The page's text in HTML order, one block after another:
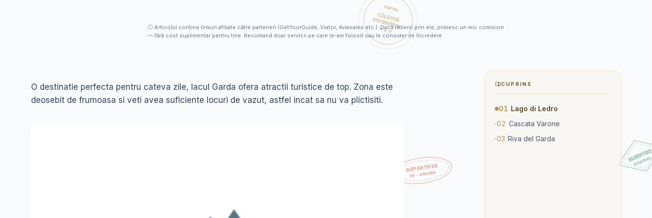
ⓘ Articolul conține linkuri afiliate către parteneri (GetYourGuide, Viator, Aviasales etc.). Dacă rezervi prin ele, primesc un mic comision
— fără cost suplimentar pentru tine. Recomand doar servicii pe care le-am folosit sau le consider de încredere.
O destinatie perfecta pentru cateva zile, lacul Garda ofera atractii turistice de top. Zona este
deosebit de frumoasa si veti avea suficiente locuri de vazut, astfel incat sa nu va plictisiti.
CUPRINS
01 Lago di Ledro
02 Cascata Varone
03 Riva del Garda